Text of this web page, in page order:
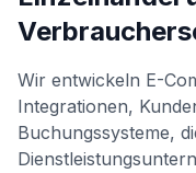
Wir entwickeln E-
Integrationen,
Buchungssysteme,